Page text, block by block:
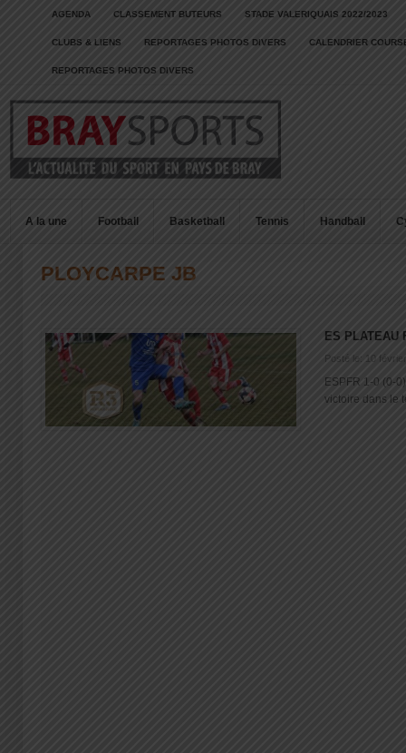
AGENDA CLASSEMENT BUTEURS STADE VALERIQUAIS 2022/2023
CLUBS & LIENS REPORTAGES PHOTOS DIVERS CALENDRIER
REPORTAGES PHOTOS DIVERS
A la une Football Basketball Tennis Handball
PLOYCARPE JB
ES PLATEAU
Posté le: 10
ESPFR 1-0 (0-
victoire dans le